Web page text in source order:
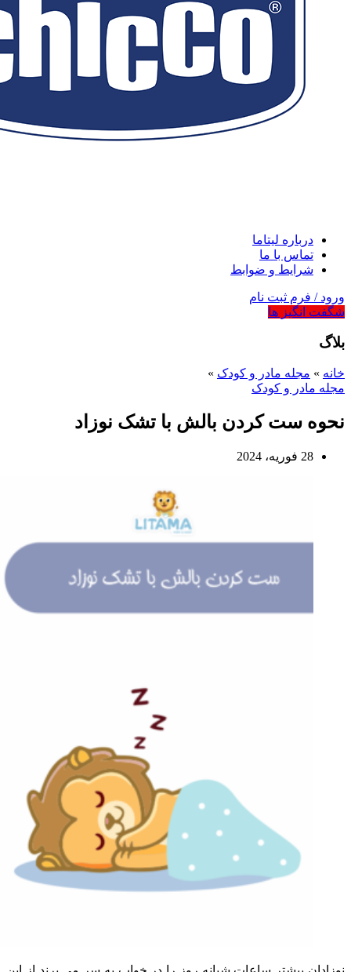
درباره لیتاما
تماس با ما
شرایط و ضوابط
ورود / فرم ثبت نام
شگفت انگیز ها
بلاگ
خانه » مجله مادر و کودک »
مجله مادر و کودک
نحوه ست کردن بالش با تشک نوزاد
28 فوریه، 2024